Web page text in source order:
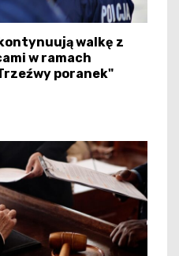
walkę z
w ramach
poranek"